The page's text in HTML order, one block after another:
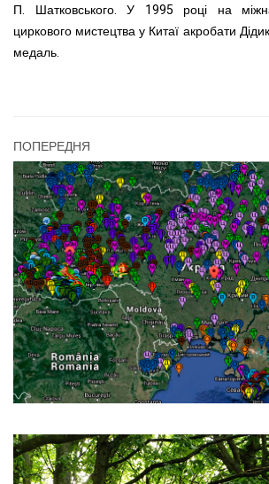
П. Шатковського. У 1995 році на
циркового мистецтва у Китаї акробати
медаль.
ПОПЕРЕДНЯ